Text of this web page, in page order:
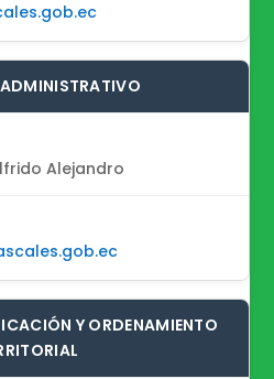
Alejandro
Y ORDENAMIENTO